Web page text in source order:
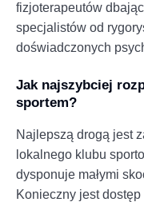
fizjoterapeutów
specjalistów od
doświadczonych
Jak najszybciej
sportem?
Najlepszą drogą jest
lokalnego klubu
dysponuje małymi
Konieczny jest